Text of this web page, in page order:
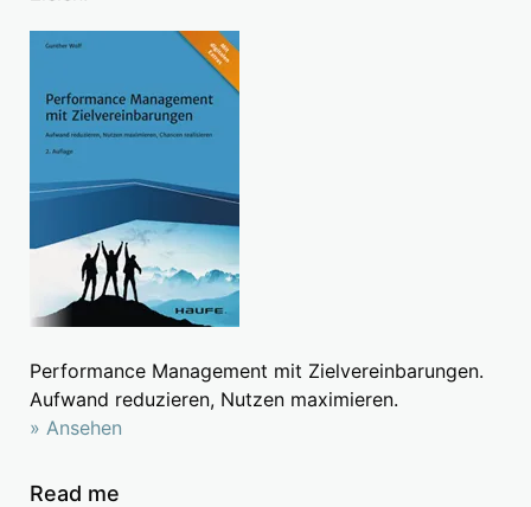
Performance Management mit Zielvereinbarungen.
Aufwand reduzieren, Nutzen maximieren.
» Ansehen
Read me